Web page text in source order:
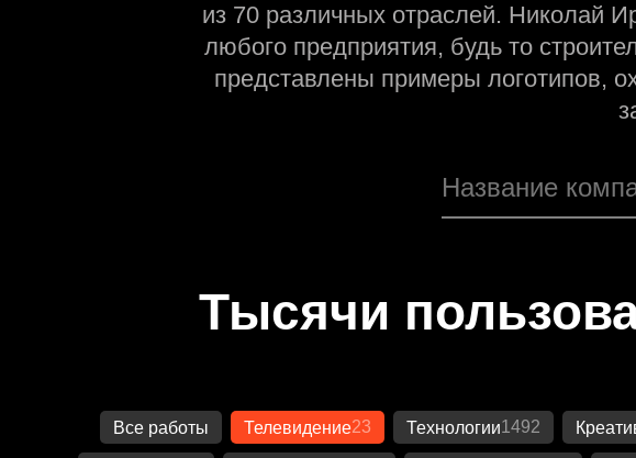
из 70 различных отраслей. Николай
любого предприятия, будь то
представлены примеры логотипов,
Тысячи
Все работы Телевидение23 Технологии1492